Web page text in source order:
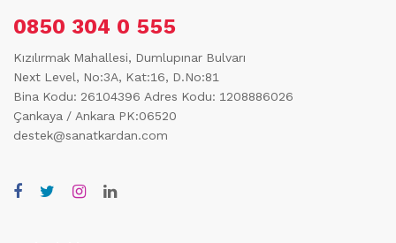
0850 304 0 555
Kızılırmak Mahallesi, Dumlupınar Bulvarı
Next Level, No:3A, Kat:16, D.No:81
Bina Kodu: 26104396 Adres Kodu: 1208886026
Çankaya / Ankara PK:06520
destek@sanatkardan.com